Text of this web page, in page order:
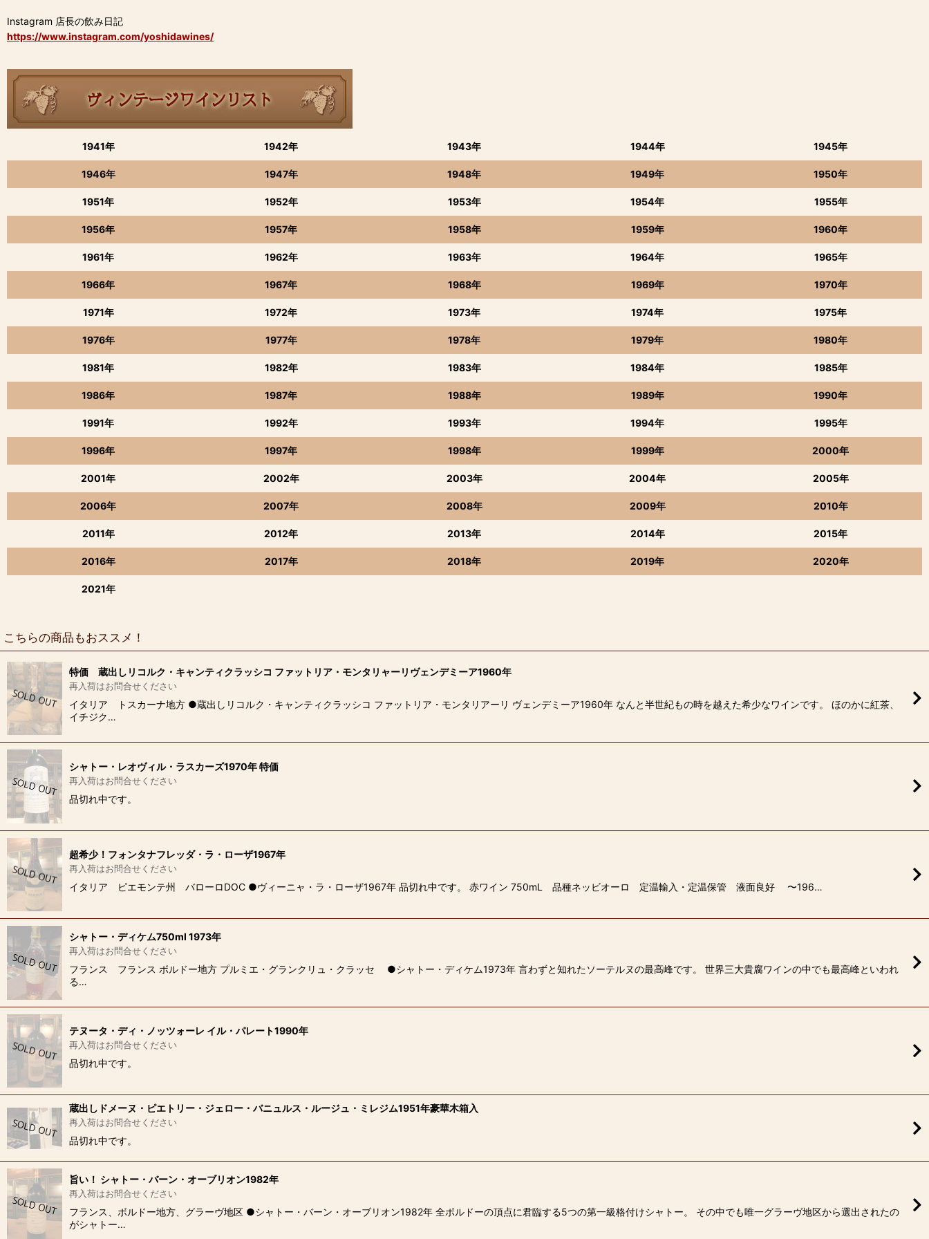
Instagram 店長の飲み日記
https://www.instagram.com/yoshidawines/
1941年 1942年 1943年 1944年 1945年
1946年 1947年 1948年 1949年 1950年
1951年 1952年 1953年 1954年 1955年
1956年 1957年 1958年 1959年 1960年
1961年 1962年 1963年 1964年 1965年
1966年 1967年 1968年 1969年 1970年
1971年 1972年 1973年 1974年 1975年
1976年 1977年 1978年 1979年 1980年
1981年 1982年 1983年 1984年 1985年
1986年 1987年 1988年 1989年 1990年
1991年 1992年 1993年 1994年 1995年
1996年 1997年 1998年 1999年 2000年
2001年 2002年 2003年 2004年 2005年
2006年 2007年 2008年 2009年 2010年
2011年 2012年 2013年 2014年 2015年
2016年 2017年 2018年 2019年 2020年
2021年
こちらの商品もおススメ！
特価 蔵出しリコルク・キャンティクラッシコ ファットリア・モンタリャーリヴェンデミーア1960年
再入荷はお問合せください
イタリア トスカーナ地方 ●蔵出しリコルク・キャンティクラッシコ ファットリア・モンタリアーリ ヴェンデミーア1960年 なんと半世紀もの時を越えた希少なワインです。 ほのかに紅茶、
イチジク…
シャトー・レオヴィル・ラスカーズ1970年 特価
再入荷はお問合せください
品切れ中です。
超希少！フォンタナフレッダ・ラ・ローザ1967年
再入荷はお問合せください
イタリア ピエモンテ州 バローロDOC ●ヴィーニャ・ラ・ローザ1967年 品切れ中です。 赤ワイン 750mL 品種ネッビオーロ 定温輸入・定温保管 液面良好 〜196…
シャトー・ディケム750ml 1973年
再入荷はお問合せください
フランス フランス ボルドー地方 プルミエ・グランクリュ・クラッセ ●シャトー・ディケム1973年 言わずと知れたソーテルヌの最高峰です。 世界三大貴腐ワインの中でも最高峰といわれ
る…
テヌータ・ディ・ノッツォーレ イル・パレート1990年
再入荷はお問合せください
品切れ中です。
蔵出しドメーヌ・ピエトリー・ジェロー・バニュルス・ルージュ・ミレジム1951年豪華木箱入
再入荷はお問合せください
品切れ中です。
旨い！ シャトー・バーン・オーブリオン1982年
再入荷はお問合せください
フランス、ボルドー地方、グラーヴ地区 ●シャトー・バーン・オーブリオン1982年 全ボルドーの頂点に君臨する5つの第一級格付けシャトー。 その中でも唯一グラーヴ地区から選出されたの
がシャトー…